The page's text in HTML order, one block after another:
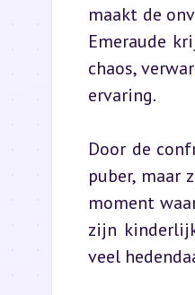
maakt de
Emeraude
chaos,
ervaring.
Door de
puber, maar
moment
zijn
veel